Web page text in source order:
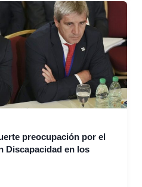
preocupación por el
Discapacidad en los